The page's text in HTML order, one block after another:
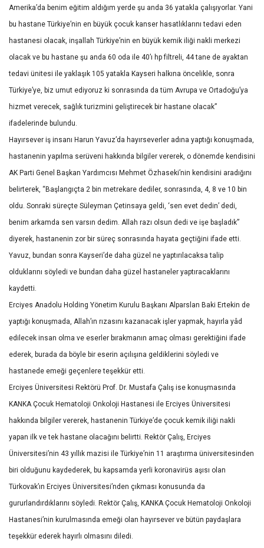
Amerika’da benim eğitim aldığım yerde şu anda 36 yatakla çalışıyorlar. Yani
bu hastane Türkiye’nin en büyük çocuk kanser hasatlıklarını tedavi eden
hastanesi olacak, inşallah Türkiye’nin en büyük kemik iliği nakli merkezi
olacak ve bu hastane şu anda 60 oda ile 40’ı hp filtreli, 44 tane de ayaktan
tedavi ünitesi ile yaklaşık 105 yatakla Kayseri halkına öncelikle, sonra
Türkiye’ye, biz umut ediyoruz ki sonrasında da tüm Avrupa ve Ortadoğu’ya
hizmet verecek, sağlık turizmini geliştirecek bir hastane olacak”
ifadelerinde bulundu.
Hayırsever iş insanı Harun Yavuz’da hayırseverler adına yaptığı konuşmada,
hastanenin yapılma serüveni hakkında bilgiler vererek, o dönemde kendisini
AK Parti Genel Başkan Yardımcısı Mehmet Özhaseki’nin kendisini aradığını
belirterek, “Başlangıçta 2 bin metrekare dediler, sonrasında, 4, 8 ve 10 bin
oldu. Sonraki süreçte Süleyman Çetinsaya geldi, ‘sen evet dedin’ dedi,
benim arkamda sen varsın dedim. Allah razı olsun dedi ve işe başladık”
diyerek, hastanenin zor bir süreç sonrasında hayata geçtiğini ifade etti.
Yavuz, bundan sonra Kayseri’de daha güzel ne yaptırılacaksa talip
olduklarını söyledi ve bundan daha güzel hastaneler yaptıracaklarını
kaydetti.
Erciyes Anadolu Holding Yönetim Kurulu Başkanı Alparslan Baki Ertekin de
yaptığı konuşmada, Allah’ın rızasını kazanacak işler yapmak, hayırla yâd
edilecek insan olma ve eserler bırakmanın amaç olması gerektiğini ifade
ederek, burada da böyle bir eserin açılışına geldiklerini söyledi ve
hastanede emeği geçenlere teşekkür etti.
Erciyes Üniversitesi Rektörü Prof. Dr. Mustafa Çalış ise konuşmasında
KANKA Çocuk Hematoloji Onkoloji Hastanesi ile Erciyes Üniversitesi
hakkında bilgiler vererek, hastanenin Türkiye’de çocuk kemik iliği nakli
yapan ilk ve tek hastane olacağını belirtti. Rektör Çalış, Erciyes
Üniversitesi’nin 43 yıllık mazisi ile Türkiye’nin 11 araştırma üniversitesinden
biri olduğunu kaydederek, bu kapsamda yerli koronavirüs aşısı olan
Türkovak’ın Erciyes Üniversitesi’nden çıkması konusunda da
gururlandırdıklarını söyledi. Rektör Çalış, KANKA Çocuk Hematoloji Onkoloji
Hastanesi’nin kurulmasında emeği olan hayırsever ve bütün paydaşlara
teşekkür ederek hayırlı olmasını diledi.